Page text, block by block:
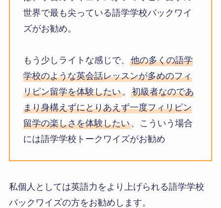
世界で最も尖っている語学学校バックワイ
ズがお勧め。
もう少しライトな感じで、 他の多くの語学
学校のような英会話レッスンが多めのフィ
リピン留学を体験したい。 初級者なのであ
まり身構えずにとりあえず一度フィリピン
留学の楽しさを体験したい、こういう場合
には語学学校トークワイズがお勧め
私個人としては英語力をより上げられる語学学校
バックワイズの方をお勧めします。